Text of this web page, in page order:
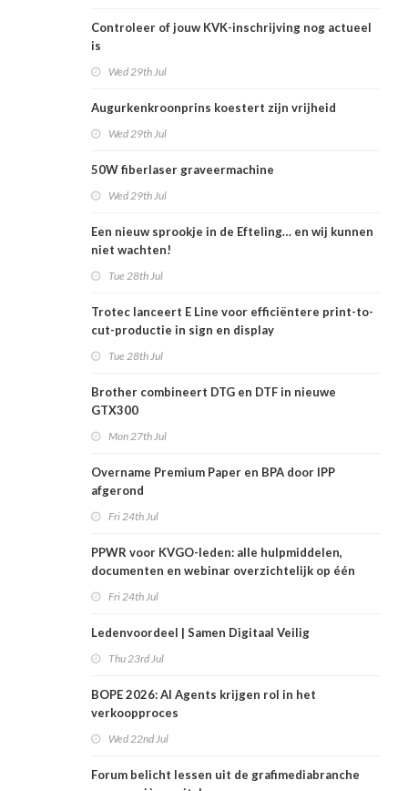
Controleer of jouw KVK-inschrijving nog actueel
is
Wed 29th Jul
Augurkenkroonprins koestert zijn vrijheid
Wed 29th Jul
50W fiberlaser graveermachine
Wed 29th Jul
Een nieuw sprookje in de Efteling… en wij kunnen
niet wachten!
Tue 28th Jul
Trotec lanceert E Line voor efficiëntere print-to-
cut-productie in sign en display
Tue 28th Jul
Brother combineert DTG en DTF in nieuwe
GTX300
Mon 27th Jul
Overname Premium Paper en BPA door IPP
afgerond
Fri 24th Jul
PPWR voor KVGO-leden: alle hulpmiddelen,
documenten en webinar overzichtelijk op één
Fri 24th Jul
Ledenvoordeel | Samen Digitaal Veilig
Thu 23rd Jul
BOPE 2026: AI Agents krijgen rol in het
verkoopproces
Wed 22nd Jul
Forum belicht lessen uit de grafimediabranche